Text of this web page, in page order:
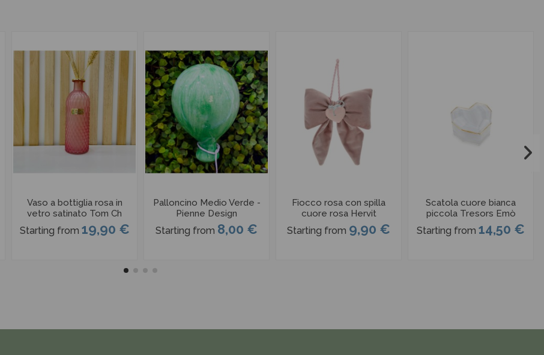
Vaso a bottiglia rosa in
vetro satinato Tom Ch
Starting from 19,90 €
Palloncino Medio Verde -
Pienne Design
Starting from 8,00 €
Fiocco rosa con spilla
cuore rosa Hervit
Starting from 9,90 €
Scatola cuore bianca
piccola Tresors Emò
Starting from 14,50 €